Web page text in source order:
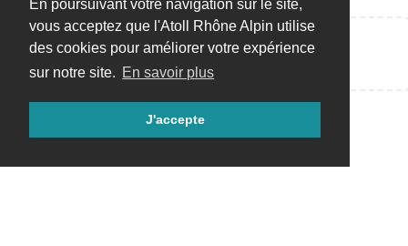
En poursuivant votre navigation sur le site,
vous acceptez que l'Atoll Rhône Alpin utilise
des cookies pour améliorer votre expérience
sur notre site. En savoir plus
J'accepte
Répondre…